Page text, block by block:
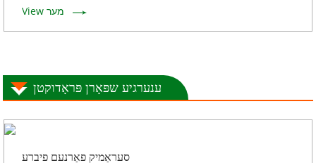
View מער
ענערגיע שפּאָרן פּראָדוקטן
סעראַמיק פאַרנעם פיברע